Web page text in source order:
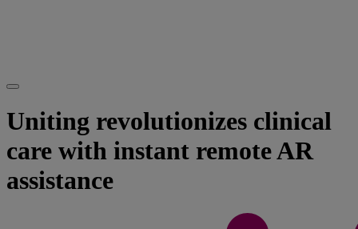
Uniting revolutionizes clinical
care with instant remote AR
assistance